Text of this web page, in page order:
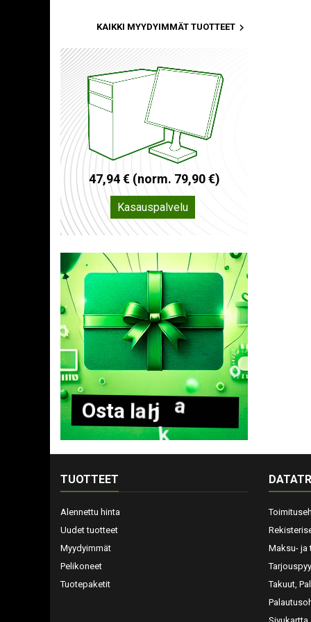
KAIKKI MYYDYIMMÄT TUOTTEET 
47,94€ (norm. 79,90€)
Kasauspalvelu
Osta lahj ak
TUOTTEET
Alennettu hinta
Uudet tuotteet
Myydyimmät
Pelikoneet
Tuotepaketit
Maksu- ja
Takuut,